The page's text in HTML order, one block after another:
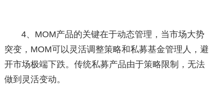
4、MOM产品的关键在于动态管理，当市场大势
突变，MOM可以灵活调整策略和私募基金管理人，避
开市场极端下跌。传统私募产品由于策略限制，无法
做到灵活变动。